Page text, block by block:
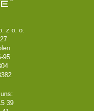
z o. o.
95
39